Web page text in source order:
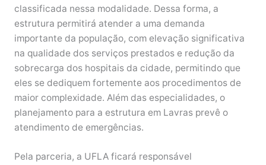
classificada nessa modalidade. Dessa forma, a
estrutura permitirá atender a uma demanda
importante da população, com elevação significativa
na qualidade dos serviços prestados e redução da
sobrecarga dos hospitais da cidade, permitindo que
eles se dediquem fortemente aos procedimentos de
maior complexidade. Além das especialidades, o
planejamento para a estrutura em Lavras prevê o
atendimento de emergências.
Pela parceria, a UFLA ficará responsável